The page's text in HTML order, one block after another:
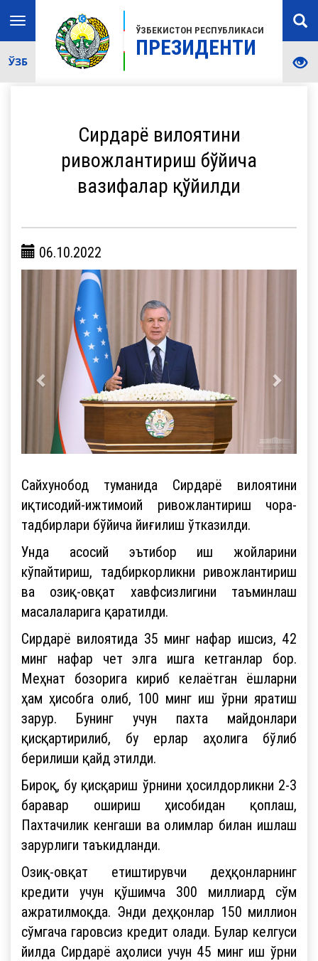
ЎЗБЕКИСТОН РЕСПУБЛИКАСИ
ПРЕЗИДЕНТИ
Toggle
navigation
ЎЗБ
Сирдарё вилоятини
ривожлантириш бўйича
вазифалар қўйилди
06.10.2022
Сайхунобод туманида Сирдарё вилоятини
иқтисодий-ижтимоий ривожлантириш чора-
тадбирлари бўйича йиғилиш ўтказилди.
Унда асосий эътибор иш жойларини
кўпайтириш, тадбиркорликни ривожлантириш
ва озиқ-овқат хавфсизлигини таъминлаш
масалаларига қаратилди.
Сирдарё вилоятида 35 минг нафар ишсиз, 42
минг нафар чет элга ишга кетганлар бор.
Меҳнат бозорига кириб келаётган ёшларни
ҳам ҳисобга олиб, 100 минг иш ўрни яратиш
зарур. Бунинг учун пахта майдонлари
қисқартирилиб, бу ерлар аҳолига бўлиб
берилиши қайд этилди.
Бироқ, бу қисқариш ўрнини ҳосилдорликни 2-3
баравар ошириш ҳисобидан қоплаш,
Пахтачилик кенгаши ва олимлар билан ишлаш
зарурлиги таъкидланди.
Озиқ-овқат етиштирувчи деҳқонларнинг
кредити учун қўшимча 300 миллиард сўм
ажратилмоқда. Энди деҳқонлар 150 миллион
сўмгача гаровсиз кредит олади. Булар келгуси
йилда Сирдарё аҳолиси учун 45 минг иш ўрни